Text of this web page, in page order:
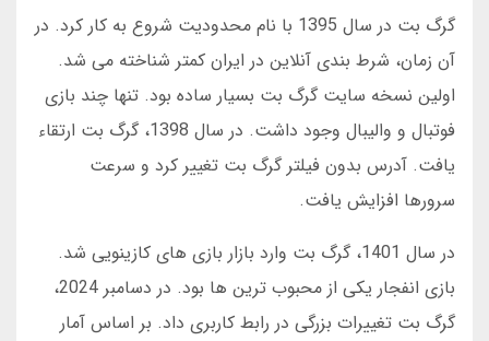
گرگ بت در سال 1395 با نام محدودیت شروع به کار کرد. در
آن زمان، شرط بندی آنلاین در ایران کمتر شناخته می شد.
اولین نسخه سایت گرگ بت بسیار ساده بود. تنها چند بازی
فوتبال و والیبال وجود داشت. در سال 1398، گرگ بت ارتقاء
یافت. آدرس بدون فیلتر گرگ بت تغییر کرد و سرعت
سرورها افزایش یافت.
در سال 1401، گرگ بت وارد بازار بازی های کازینویی شد.
بازی انفجار یکی از محبوب ترین ها بود. در دسامبر 2024،
گرگ بت تغییرات بزرگی در رابط کاربری داد. بر اساس آمار